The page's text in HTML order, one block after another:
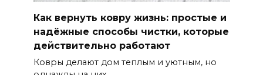
Как вернуть ковру жизнь: простые и
надёжные способы чистки, которые
действительно работают
Ковры делают дом теплым и уютным, но